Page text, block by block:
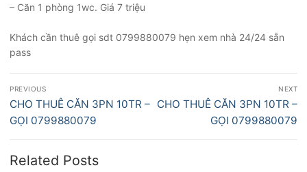
– Căn 1 phòng 1wc. Giá 7 triệu
Khách cần thuê gọi sdt 0799880079 hẹn xem nhà 24/24 sẵn
pass
Điều
hướng
bài
PREVIOUS
Previous
post:
CHO THUÊ CĂN 3PN 10TR –
GỌI 0799880079
NEXT
Next
CHO THUÊ CĂN 3PN 10TR –
GỌI 0799880079
Related Posts